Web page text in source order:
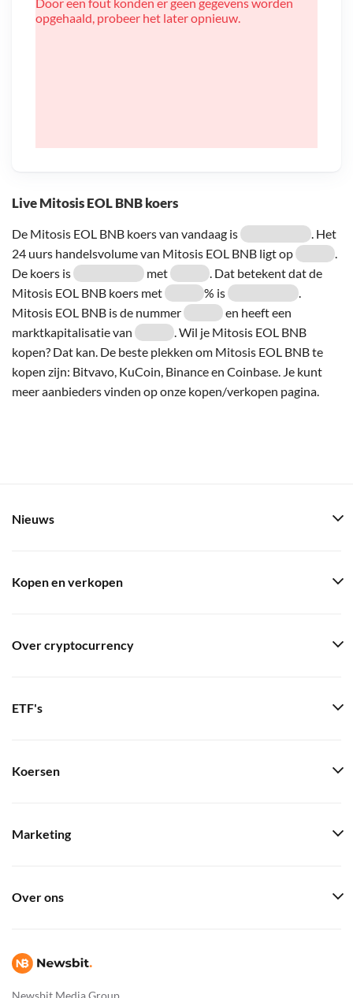
Live Mitosis EOL BNB koers
De Mitosis EOL BNB koers van vandaag is
. Het
24 uurs handelsvolume van Mitosis EOL BNB ligt op
.
De koers is
met
. Dat betekent dat de
Mitosis EOL BNB koers met
% is
.
Mitosis EOL BNB is de nummer
en heeft een
marktkapitalisatie van
. Wil je Mitosis EOL BNB
kopen? Dat kan. De beste plekken om Mitosis EOL BNB te
kopen zijn: Bitvavo, KuCoin, Binance en Coinbase. Je kunt
meer aanbieders vinden op onze kopen/verkopen pagina.
opgehaald, probeer het later opnieuw.
Newsbit Media Group
Nieuws
Kopen en verkopen
Over cryptocurrency
ETF's
Koersen
Marketing
Over ons